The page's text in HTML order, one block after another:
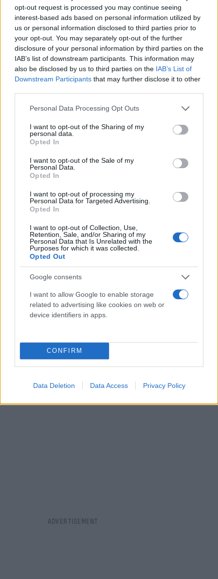
opt-out request is processed you may continue seeing
interest-based ads based on personal information utilized by
us or personal information disclosed to third parties prior to
your opt-out. You may separately opt-out of the further
disclosure of your personal information by third parties on the
IAB’s list of downstream participants. This information may
also be disclosed by us to third parties on the IAB’s List of
Downstream Participants that may further disclose it to other
Please note that this website/app uses one or more Google
not limited to your visit or usage behaviour. You may click to
grant or deny consent to Google and its third-party tags to
use your data for below specified purposes in below Google
consent section.
Personal Data Processing Opt Outs
I want to opt-out of the Sharing of my
personal data.
Opted In
I want to opt-out of the Sale of my
Personal Data.
Opted In
I want to opt-out of processing my
Personal Data for Targeted Advertising.
Opted In
I want to opt-out of Collection, Use,
Retention, Sale, and/or Sharing of my
Personal Data that Is Unrelated with the
Purposes for which it was collected.
Opted Out
Google consents
I want to allow Google to enable storage
related to advertising like cookies on web or
device identifiers in apps.
CONFIRM
Data Deletion Data Access Privacy Policy
παρουσίαStaphylococcus aureus,E. coliκαι
Pseudomonas aeruginosaσε ρούχα που
θεωρούνταν καθαρά. Τα βακτήρια αυτά, αν
επιμείνουν, μπορούν να προκαλέσουν δερματικές
λοιμώξεις, ουρολοιμώξεις ή ακόμα και πιο σοβαρές
καταστάσεις σε ανοσοκατεσταλμένα άτομα.
Προληπτικά μέτρα για υγιεινή και προστασία
Τι προτείνουν οι ειδικοί; Να πλένουμε τα ρούχα
τουλάχιστον μία φορά στους 90°C, ειδικά εάν
αυξημένο μικροβιακό φορτίο, όπως νοσοκομεία,
γυμναστήρια ή παιδικούς σταθμούς. Επιπλέον,
είναι σημαντικό να χρησιμοποιούμε
απορρυπαντικά με απολυμαντική δράση ή
το υπεροξείδιο του υδρογόνου.
Η απολύμανση του πλυντηρίου τουλάχιστον μία
φορά τον μήνα είναι επίσης κρίσιμη. Αυτό μπορεί
να γίνει με τη χρήση εξειδικευμένων καθαριστικών
ή απλά εκτελώντας ένα άδειο κύκλο στους 90°C με
λίγο ξίδι ή χλωρίνη, ανάλογα με τις οδηγίες του
βιοφίλμ στο εσωτερικό του κάδου, όπου
συσσωρεύονται βακτήρια και μούχλα.